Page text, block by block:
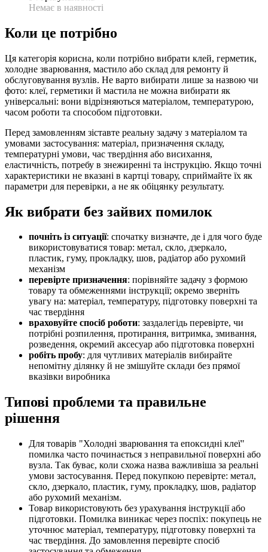
Немає в наявності
Коли це потрібно
Ця категорія корисна, коли потрібно вибрати клей, герметик,
холодне зварювання, мастило або склад для ремонту й
обслуговування вузлів. Не варто вибирати лише за назвою чи
фото: клеї, герметики й мастила не можна вибирати як
універсальні: вони відрізняються матеріалом, температурою,
часом роботи та способом підготовки.
Перед замовленням зіставте реальну задачу з матеріалом та
умовами застосування: матеріал, призначення складу,
температурні умови, час твердіння або висихання,
еластичність, потребу в знежиренні та інструкцію. Якщо точні
характеристики не вказані в картці товару, сприймайте їх як
параметри для перевірки, а не як обіцянку результату.
Як вибрати без зайвих помилок
почніть із ситуації: спочатку визначте, де і для чого буде
використовуватися товар: метал, скло, дзеркало,
пластик, гуму, прокладку, шов, радіатор або рухомий
механізм
перевірте призначення: порівняйте задачу з формою
товару та обмеженнями інструкції; окремо зверніть
увагу на: матеріал, температуру, підготовку поверхні та
час твердіння
враховуйте спосіб роботи: заздалегідь перевірте, чи
потрібні розпилення, протирання, витримка, змивання,
розведення, окремий аксесуар або підготовка поверхні
робіть пробу: для чутливих матеріалів вибирайте
непомітну ділянку й не змішуйте склади без прямої
вказівки виробника
Типові проблеми та правильне
рішення
Для товарів "Холодні зварювання та епоксидні клеї"
помилка часто починається з неправильної поверхні або
вузла. Так буває, коли схожа назва важливіша за реальні
умови застосування. Перед покупкою перевірте: метал,
скло, дзеркало, пластик, гуму, прокладку, шов, радіатор
або рухомий механізм.
Товар використовують без урахування інструкції або
підготовки. Помилка виникає через поспіх: покупець не
уточнює матеріал, температуру, підготовку поверхні та
час твердіння. До замовлення перевірте спосіб